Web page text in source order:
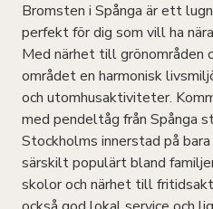
Bromsten i Spånga är ett
perfekt för dig som vill ha
Med närhet till grönområden
området en harmonisk
och utomhusaktiviteter.
med pendeltåg från Spånga
Stockholms innerstad på
särskilt populärt bland
skolor och närhet till